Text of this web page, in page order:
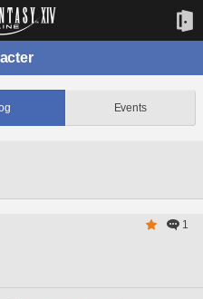
Events
1